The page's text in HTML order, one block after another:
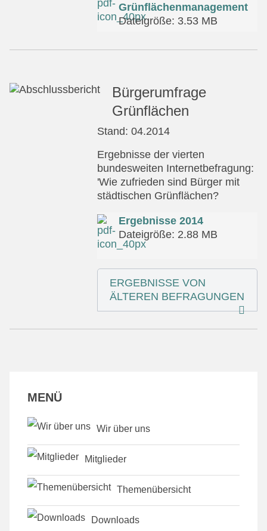
Grünflächenmanagement
Dateigröße: 3.53 MB
Bürgerumfrage
Grünflächen
Stand: 04.2014
Ergebnisse der vierten
bundesweiten Internetbefragung:
'Wie zufrieden sind Bürger mit
städtischen Grünflächen?
Ergebnisse 2014
Dateigröße: 2.88 MB
ERGEBNISSE VON
ÄLTEREN BEFRAGUNGEN
MENÜ
Wir über uns
Mitglieder
Themenübersicht
Downloads